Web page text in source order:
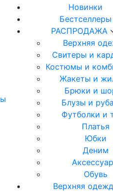
Новинки
Бестселлеры
РАСПРОДАЖА
Верхняя
Свитеры и
Костюмы и
Жакеты и
Брюки и
Блузы и
Футболки и
Платья
Юбки
Деним
Обувь
Верхняя